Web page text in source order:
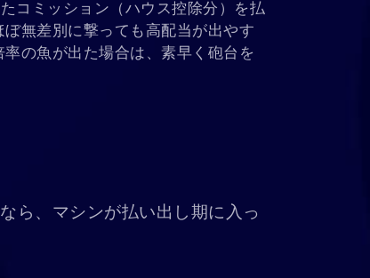
コミッション（ハウス控除分）を払
無差別に撃っても高配当が出やす
の魚が出た場合は、素早く砲台を
ら、マシンが払い出し期に入っ